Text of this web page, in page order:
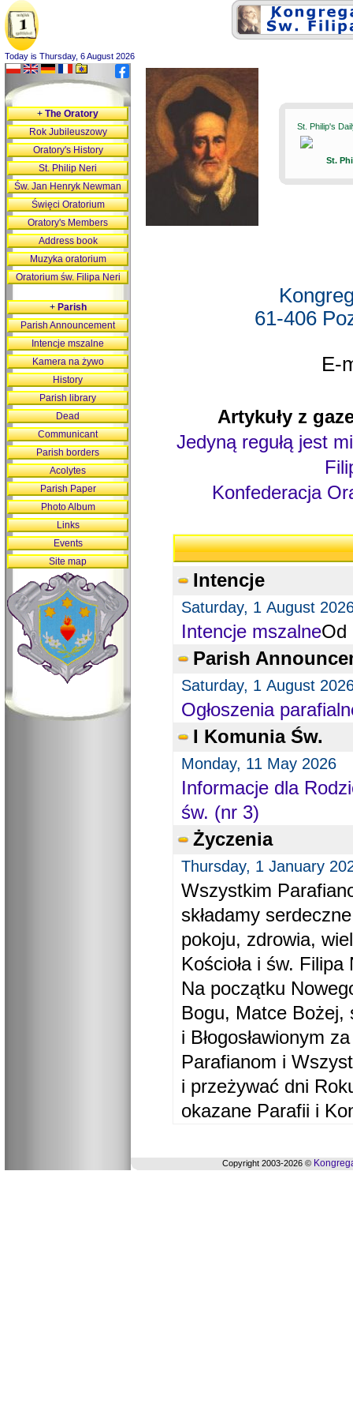
Today is Thursday, 6 August 2026
St. Philip's
St.
61-406
E-
Artykuły z
Jedyną regułą jest
Konfederacja
Intencje
Saturday, 1 August
Intencje mszalneOd
Parish
Saturday, 1 August
Ogłoszenia
I Komunia Św.
Monday, 11 May 2026
Informacje dla
św. (nr 3)
Życzenia
Thursday, 1 January
Wszystkim
składamy
pokoju, zdrowia,
Kościoła i św. Filipa
Na początku
Bogu, Matce Bożej,
i Błogosławionym
Parafianom i
i przeżywać dni
okazane Parafii i
+The Oratory
Rok Jubileuszowy
Oratory's History
St. Philip Neri
Św. Jan Henryk Newman
Święci Oratorium
Oratory's Members
Address book
Muzyka oratorium
Oratorium św. Filipa Neri
+Parish
Parish Announcement
Intencje mszalne
Kamera na żywo
History
Parish library
Dead
Communicant
Parish borders
Acolytes
Parish Paper
Photo Album
Links
Events
Site map
Copyright 2003-2026 ©